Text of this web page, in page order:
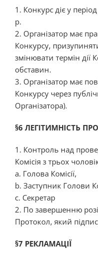
1. Конкурс діє у
р.
2. Організатор має
Конкурсу,
змінювати термін дії
обставин.
3. Організатор має
Конкурсу через
Організатора).
§6 ЛЕГІТИМНІСТЬ
1. Контроль над
Комісія з трьох
a. Голова Комісії,
b. Заступник Голови
c. Секретар
2. По завершенню
Протокол, який
§7 РЕКЛАМАЦІЇ